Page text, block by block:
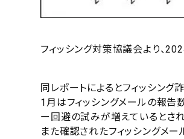
フィッシング対策協議会より、
同レポートによるとフィッシン
1月はフィッシングメールの報告
ー回避の試みが増えているとされ
また確認されたフィッシングメ